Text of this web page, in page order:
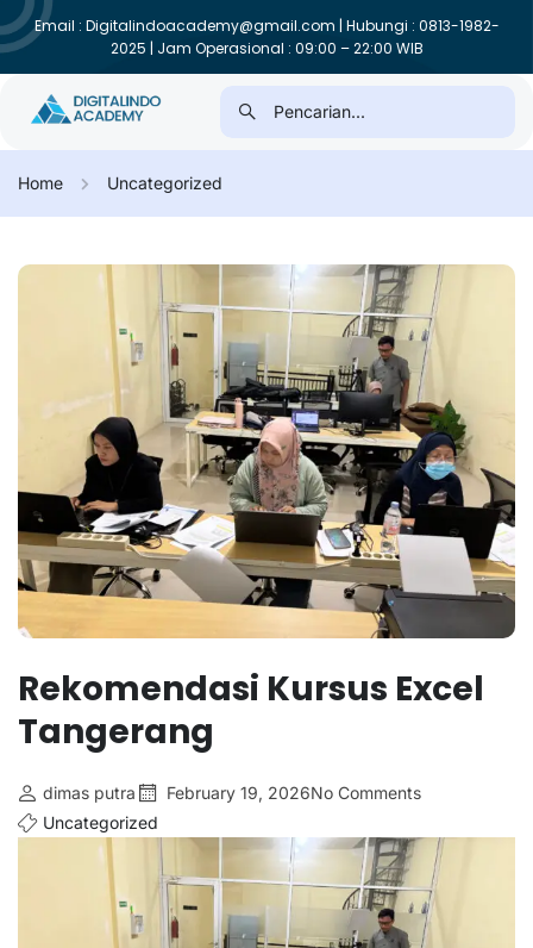
Email : Digitalindoacademy@gmail.com | Hubungi : 0813-1982-
2025 | Jam Operasional : 09:00 – 22:00 WIB
Home Uncategorized
Rekomendasi Kursus Excel
Tangerang
dimas putra February 19, 2026No Comments
Uncategorized